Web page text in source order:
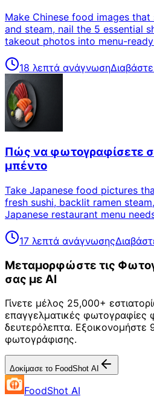
Make Chinese food images
and steam, nail the 5 essential
takeout photos into menu-
18 λεπτά ανάγνωση
Πώς να φωτογραφίσετε
μπέντο
Take Japanese food pictures
fresh sushi, backlit ramen
Japanese restaurant menu
17 λεπτά ανάγνωσης
Μεταμορφώστε τις
σας με AI
Γίνετε μέλος 25,000+
επαγγελματικές φωτογραφίες
δευτερόλεπτα. Εξοικονομήστε
φωτογράφισης.
Δοκίμασε το FoodShot AI
FoodShot AI